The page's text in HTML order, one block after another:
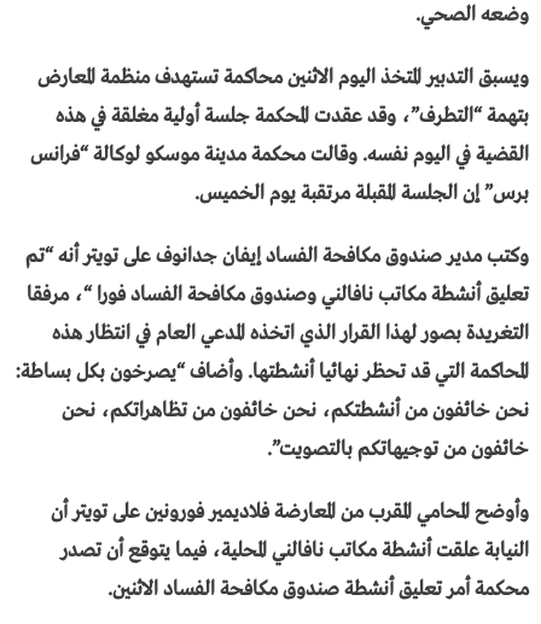
وضعه الصحي.
ويسبق التدبير المتخذ اليوم الاثنين محاكمة تستهدف منظمة المعارض
بتهمة “التطرف”، وقد عقدت المحكمة جلسة أولية مغلقة في هذه
القضية في اليوم نفسه. وقالت محكمة مدينة موسكو لوكالة “فرانس
برس” إن الجلسة المقبلة مرتقبة يوم الخميس.
وكتب مدير صندوق مكافحة الفساد إيفان جدانوف على تويتر أنه “تم
تعليق أنشطة مكاتب نافالني وصندوق مكافحة الفساد فورا “، مرفقا
التغريدة بصور لهذا القرار الذي اتخذه المدعي العام في انتظار هذه
المحاكمة التي قد تحظر نهائيا أنشطتها. وأضاف “يصرخون بكل بساطة:
نحن خائفون من أنشطتكم، نحن خائفون من تظاهراتكم، نحن
خائفون من توجيهاتكم بالتصويت”.
وأوضح المحامي المقرب من المعارضة فلاديمير فورونين على تويتر أن
النيابة علقت أنشطة مكاتب نافالني المحلية، فيما يتوقع أن تصدر
محكمة أمر تعليق أنشطة صندوق مكافحة الفساد الاثنين.